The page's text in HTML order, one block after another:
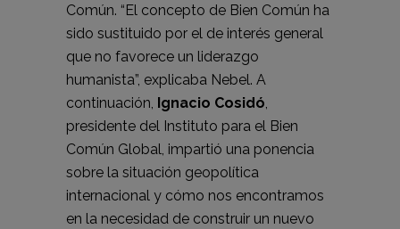
Común. “El concepto de Bien Común ha
sido sustituido por el de interés general
que no favorece un liderazgo
humanista”, explicaba Nebel. A
continuación, Ignacio Cosidó,
presidente del Instituto para el Bien
Común Global, impartió una ponencia
sobre la situación geopolítica
internacional y cómo nos encontramos
en la necesidad de construir un nuevo